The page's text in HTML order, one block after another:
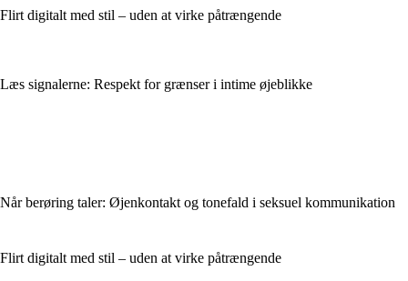
Flirt digitalt med stil – uden at virke påtrængende
Læs signalerne: Respekt for grænser i intime øjeblikke
Når berøring taler: Øjenkontakt og tonefald i seksuel kommunikation
Flirt digitalt med stil – uden at virke påtrængende